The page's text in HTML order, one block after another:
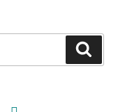
goodreads